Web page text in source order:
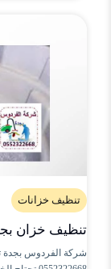
تنظيف خزانات
تنظيف خزان بجدة
شركة الفردوس بجدة